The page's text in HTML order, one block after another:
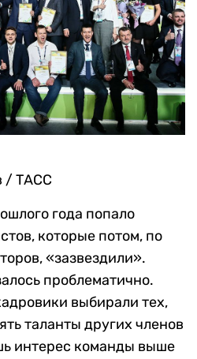
/ ТАСС
года попало
которые потом, по
«зазвездили».
проблематично.
выбирали тех,
таланты других членов
интерес команды выше